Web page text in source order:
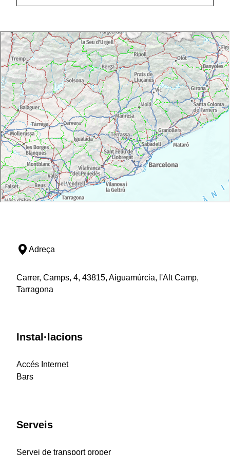
Adreça
Carrer, Camps, 4, 43815, Aiguamúrcia, l'Alt Camp,
Tarragona
Instal·lacions
Accés Internet
Bars
Serveis
Servei de transport proper